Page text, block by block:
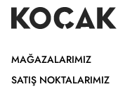
MAĞAZALARIMIZ
SATIŞ NOKTALARIMIZ